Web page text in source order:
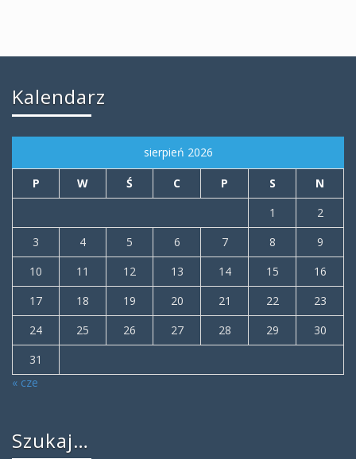
Kalendarz
sierpień 2026
P W Ś C P S
N
1
2
3
4 5 6 7 8
9
10
11 12 13 14 15
16
17
18 19 20 21 22
23
24
25 26 27 28 29
30
31
« cze
Szukaj…